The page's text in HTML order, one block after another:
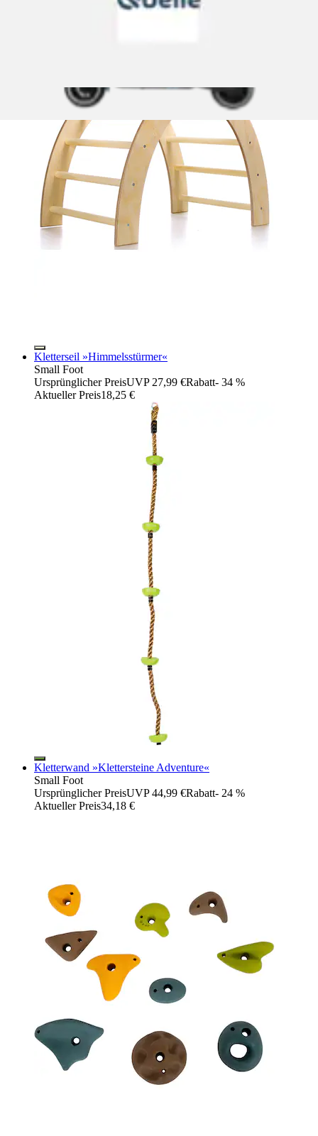
Kletterseil »Himmelsstürmer«
Small Foot
Ursprünglicher PreisUVP 27,99 €Rabatt- 34 %
Aktueller Preis18,25 €
Kletterwand »Klettersteine Adventure«
Small Foot
Ursprünglicher PreisUVP 44,99 €Rabatt- 24 %
Aktueller Preis34,18 €